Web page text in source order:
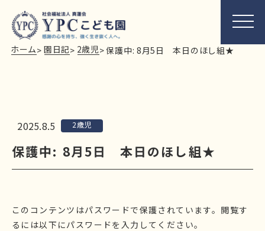
ホーム> 園日記> 2歳児> 保護中: 8月5日 本日のほし組★
2025.8.5 2歳児
保護中: 8月5日 本日のほし組★
このコンテンツはパスワードで保護されています。閲覧す
るには以下にパスワードを入力してください。